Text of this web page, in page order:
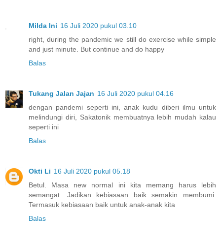
Milda Ini 16 Juli 2020 pukul 03.10
right, during the pandemic we still do exercise while simple
and just minute. But continue and do happy
Balas
Tukang Jalan Jajan 16 Juli 2020 pukul 04.16
dengan pandemi seperti ini, anak kudu diberi ilmu untuk
melindungi diri, Sakatonik membuatnya lebih mudah kalau
seperti ini
Balas
Okti Li 16 Juli 2020 pukul 05.18
Betul. Masa new normal ini kita memang harus lebih
semangat. Jadikan kebiasaan baik semakin membumi.
Termasuk kebiasaan baik untuk anak-anak kita
Balas